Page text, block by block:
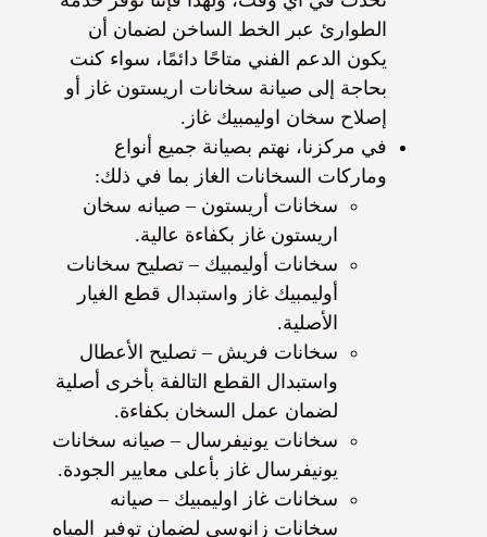
الطوارئ عبر الخط الساخن لضمان أن
يكون الدعم الفني متاحًا دائمًا، سواء كنت
بحاجة إلى صيانة سخانات اريستون غاز أو
إصلاح سخان اوليمبيك غاز.
في مركزنا، نهتم بصيانة جميع أنواع
وماركات السخانات الغاز بما في ذلك:
سخانات أريستون – صيانه سخان
اريستون غاز بكفاءة عالية.
سخانات أوليمبيك – تصليح سخانات
أوليمبيك غاز واستبدال قطع الغيار
الأصلية.
سخانات فريش – تصليح الأعطال
واستبدال القطع التالفة بأخرى أصلية
لضمان عمل السخان بكفاءة.
سخانات يونيفرسال – صيانه سخانات
يونيفرسال غاز بأعلى معايير الجودة.
سخانات غاز اوليمبيك – صيانه
سخانات زانوسي لضمان توفير المياه